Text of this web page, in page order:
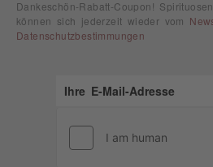
Dankeschön-Rabatt-Coupon!
können sich jederzeit wieder vom
Datenschutzbestimmungen